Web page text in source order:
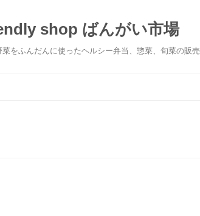
shop ばんがい市場
ふんだんに使ったヘルシー弁当、惣菜、旬菜の販売